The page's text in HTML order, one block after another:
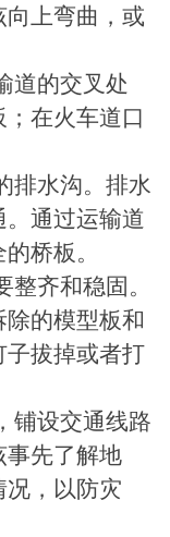
上弯曲，或
道的交叉处
在火车道口
排水沟。排水
通过运输道
桥板。
齐和稳固。
的模型板和
子拔掉或者打
铺设交通线路
事先了解地
况，以防灾